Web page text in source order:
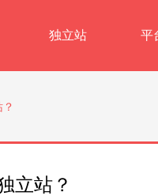
独立站 平
立站？